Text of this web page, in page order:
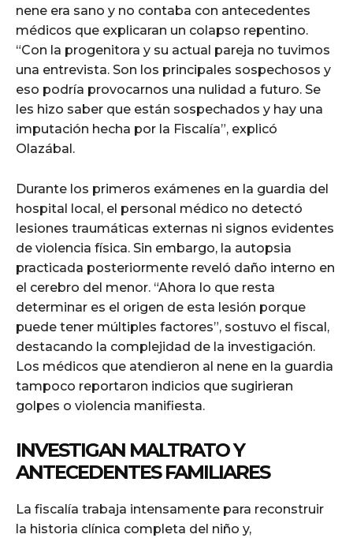
nene era sano y no contaba con antecedentes
médicos que explicaran un colapso repentino.
“Con la progenitora y su actual pareja no tuvimos
una entrevista. Son los principales sospechosos y
eso podría provocarnos una nulidad a futuro. Se
les hizo saber que están sospechados y hay una
imputación hecha por la Fiscalía”, explicó
Olazábal.
Durante los primeros exámenes en la guardia del
hospital local, el personal médico no detectó
lesiones traumáticas externas ni signos evidentes
de violencia física. Sin embargo, la autopsia
practicada posteriormente reveló daño interno en
el cerebro del menor. “Ahora lo que resta
determinar es el origen de esta lesión porque
puede tener múltiples factores”, sostuvo el fiscal,
destacando la complejidad de la investigación.
Los médicos que atendieron al nene en la guardia
tampoco reportaron indicios que sugirieran
golpes o violencia manifiesta.
INVESTIGAN MALTRATO Y
ANTECEDENTES FAMILIARES
La fiscalía trabaja intensamente para reconstruir
la historia clínica completa del niño y,